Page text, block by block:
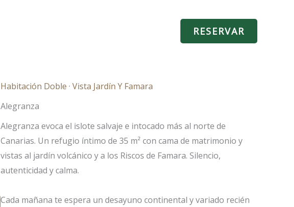
RESERVAR
Habitación Doble · Vista Jardín Y Famara
Alegranza
Alegranza evoca el islote salvaje e intocado más al norte de
Canarias. Un refugio íntimo de 35 m² con cama de matrimonio y
vistas al jardín volcánico y a los Riscos de Famara. Silencio,
autenticidad y calma.
Cada mañana te espera un desayuno continental y variado recién